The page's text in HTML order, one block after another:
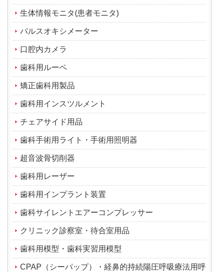
生体情報モニタ(患者モニタ)
パルスオキシメーター
口腔内カメラ
歯科用ルーペ
矯正歯科用製品
歯科用インスツルメント
チェアサイド用品
歯科手術用ライト・手術用照明器
超音波骨切削器
歯科用レーザー
歯科用インプラント装置
歯科サイレントエアーコンプレッサー
クリニック診察室・待合室用品
歯科用模型・歯科実習用模型
CPAP（シーパップ）・経鼻的持続陽圧呼吸療法用呼